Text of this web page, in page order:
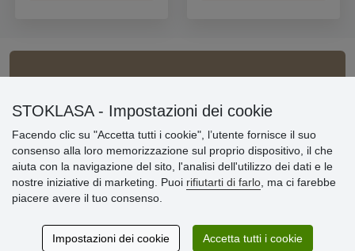
» Impostazioni dei cookie
» Termini & Condizioni
» Informativa sulla Privacy
» Consegna e pagamento
» Garanzia e resi
» Programma fedeltà
STOKLASA - Impostazioni dei cookie
Facendo clic su "Accetta tutti i cookie", l’utente fornisce il suo
consenso alla loro memorizzazione sul proprio dispositivo, il che
aiuta con la navigazione del sito, l'analisi dell'utilizzo dei dati e le
nostre iniziative di marketing. Puoi rifiutarti di farlo , ma ci farebbe
piacere avere il tuo consenso.
Impostazioni dei cookie Accetta tutti i cookie